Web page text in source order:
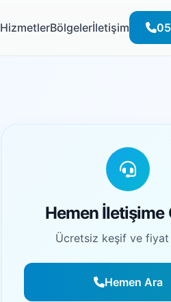
HizmetlerBölgelerİletişim
Hemen İletişime
Ücretsiz keşif ve
Hemen Ara